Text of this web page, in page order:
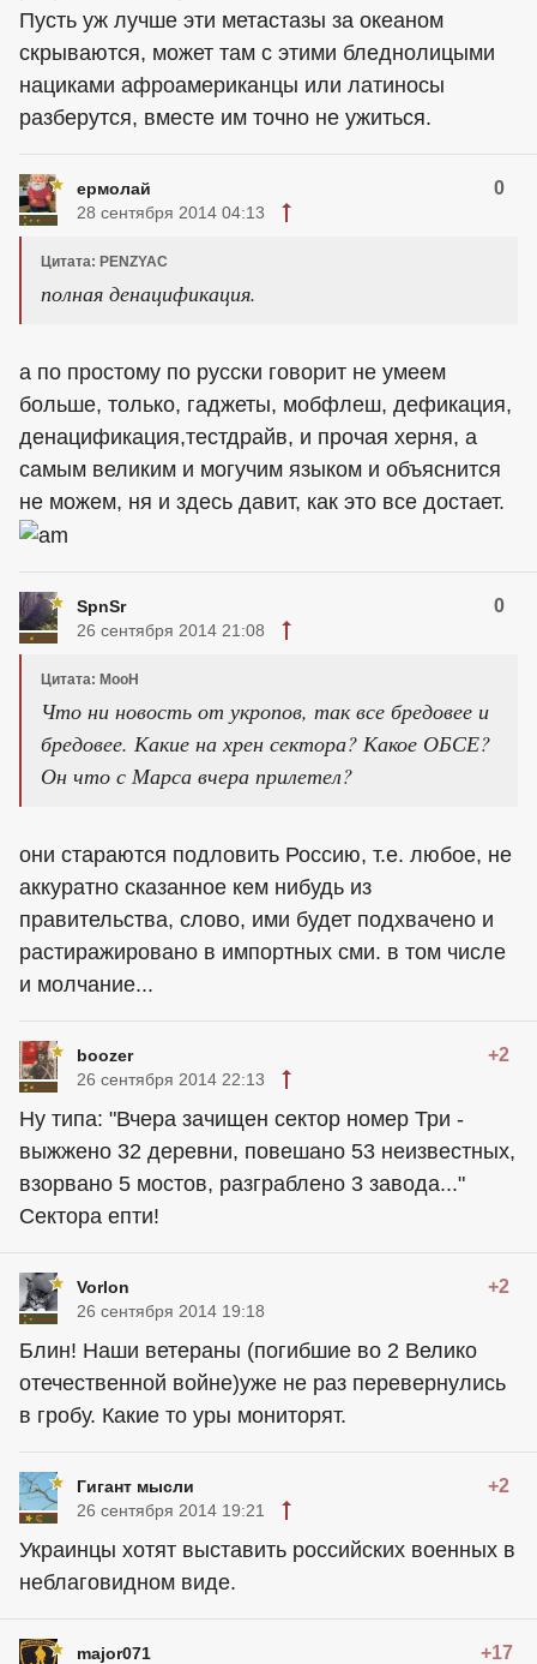
Пусть уж лучше эти метастазы за океаном
скрываются, может там с этими бледнолицыми
нациками афроамериканцы или латиносы
разберутся, вместе им точно не ужиться.
ермолай 0
28 сентября 2014 04:13
Цитата: PENZYAC
полная денацификация.
а по простому по русски говорит не умеем
больше, только, гаджеты, мобфлеш, дефикация,
денацификация,тестдрайв, и прочая херня, а
самым великим и могучим языком и объяснится
не можем, ня и здесь давит, как это все достает.
SpnSr 0
26 сентября 2014 21:08
Цитата: MooH
Что ни новость от укропов, так все бредовее и
бредовее. Какие на хрен сектора? Какое ОБСЕ?
Он что с Марса вчера прилетел?
они стараются подловить Россию, т.е. любое, не
аккуратно сказанное кем нибудь из
правительства, слово, ими будет подхвачено и
растиражировано в импортных сми. в том числе
и молчание...
boozer +2
26 сентября 2014 22:13
Ну типа: "Вчера зачищен сектор номер Три -
выжжено 32 деревни, повешано 53 неизвестных,
взорвано 5 мостов, разграблено 3 завода..."
Сектора епти!
Vorlon +2
26 сентября 2014 19:18
Блин! Наши ветераны (погибшие во 2 Велико
отечественной войне)уже не раз перевернулись
в гробу. Какие то уры мониторят.
Гигант мысли +2
26 сентября 2014 19:21
Украинцы хотят выставить российских военных в
неблаговидном виде.
major071 +17